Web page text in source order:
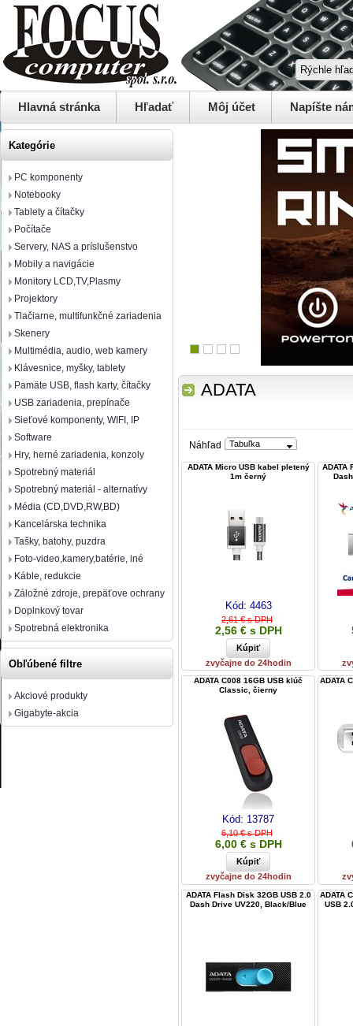
Hlavná stránka Hľadať Môj účet Napíšte
Kategórie
PC komponenty
Notebooky
Tablety a čítačky
Počítače
Servery, NAS a príslušenstvo
Mobily a navigácie
Monitory LCD,TV,Plasmy
Projektory
Tlačiarne, multifunkčné zariadenia
Skenery
Multimédia, audio, web kamery
Klávesnice, myšky, tablety
Pamäte USB, flash karty, čítačky
USB zariadenia, prepínače
Sieťové komponenty, WIFI, IP
Software
Hry, herné zariadenia, konzoly
Spotrebný materiál
Spotrebný materiál - alternatívy
Média (CD,DVD,RW,BD)
Kancelárska technika
Tašky, batohy, puzdra
Foto-video,kamery,batérie, iné
Káble, redukcie
Záložné zdroje, prepäťove ochrany
Doplnkový tovar
Spotrebná elektronika
Obľúbené filtre
Akciové produkty
Gigabyte-akcia
ADATA
Náhľad Tabuľka
ADATA Micro USB kabel pletený
1m černý
Kód: 4463
2,61 € s DPH
2,56 € s DPH
zvyčajne do 24hodin
ADATA
ADATA C008 16GB USB klúč
Classic, čierny
Kód: 13787
6,10 € s DPH
6,00 € s DPH
zvyčajne do 24hodin
ADATA
ADATA Flash Disk 32GB USB 2.0
Dash Drive UV220, Black/Blue
ADATA
USB